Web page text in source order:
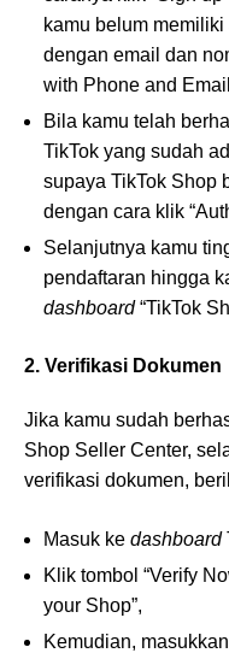
kamu belum
dengan email dan
with Phone and
Bila kamu telah
TikTok yang sudah
supaya TikTok Shop
dengan cara klik
Selanjutnya kamu
pendaftaran hingga
dashboard “TikTok
2. Verifikasi Dokumen
Jika kamu sudah
Shop Seller Center,
verifikasi dokumen,
Masuk ke dashboard
Klik tombol “Verify
your Shop”,
Kemudian,